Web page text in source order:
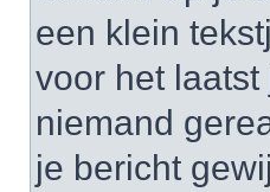
een klein
voor het
niemand
je bericht